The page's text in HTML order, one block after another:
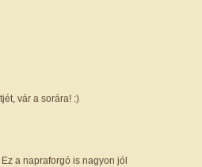
vár a sorára! :)
a napraforgó is nagyon jól